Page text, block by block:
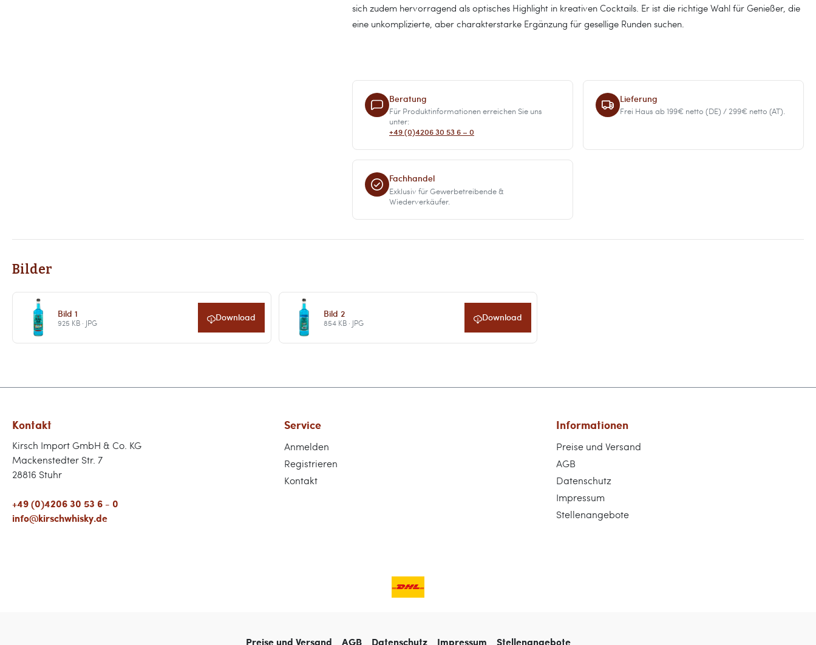
sich zudem hervorragend als optisches Highlight in kreativen Cocktails. Er ist die richtige Wahl für Genießer, die
eine unkomplizierte, aber charakterstarke Ergänzung für gesellige Runden suchen.
Beratung
Für Produktinformationen erreichen Sie uns
unter:
+49 (0)4206 30 53 6 – 0
Lieferung
Frei Haus ab 199€ netto (DE) / 299€ netto (AT).
Fachhandel
Exklusiv für Gewerbetreibende &
Wiederverkäufer.
Bilder
Bild 1
925 KB · JPG Download Bild 2
854 KB · JPG Download
Kontakt
Kirsch Import GmbH & Co. KG
Mackenstedter Str. 7
28816 Stuhr
+49 (0)4206 30 53 6 - 0
info@kirschwhisky.de
Service
Anmelden
Registrieren
Kontakt
Informationen
Preise und Versand
AGB
Datenschutz
Impressum
Stellenangebote
Preise und Versand AGB Datenschutz Impressum Stellenangebote